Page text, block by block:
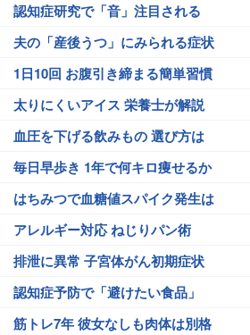
認知症研究で「音」注目される
夫の「産後うつ」にみられる症状
1日10回 お腹引き締まる簡単習慣
太りにくいアイス 栄養士が解説
血圧を下げる飲みもの 選び方は
毎日早歩き 1年で何キロ痩せるか
はちみつで血糖値スパイク発生は
アレルギー対応 ねじりパン術
排泄に異常 子宮体がん初期症状
認知症予防で「避けたい食品」
筋トレ7年 彼女なしも肉体は別格